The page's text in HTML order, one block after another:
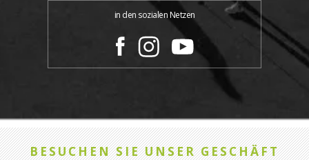
in den sozialen Netzen
BESUCHEN SIE UNSER GESCHÄFT